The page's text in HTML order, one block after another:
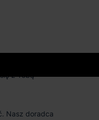
oferty?
wiadomości
z Tobą
Nasz doradca